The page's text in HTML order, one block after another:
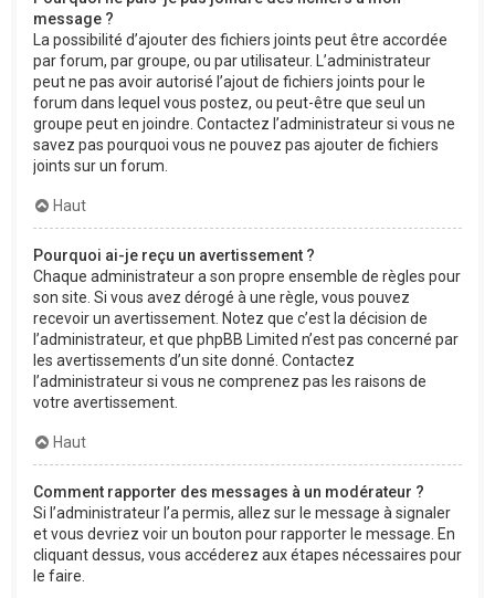
message ?
La possibilité d’ajouter des fichiers joints peut être accordée
par forum, par groupe, ou par utilisateur. L’administrateur
peut ne pas avoir autorisé l’ajout de fichiers joints pour le
forum dans lequel vous postez, ou peut-être que seul un
groupe peut en joindre. Contactez l’administrateur si vous ne
savez pas pourquoi vous ne pouvez pas ajouter de fichiers
joints sur un forum.
Haut
Pourquoi ai-je reçu un avertissement ?
Chaque administrateur a son propre ensemble de règles pour
son site. Si vous avez dérogé à une règle, vous pouvez
recevoir un avertissement. Notez que c’est la décision de
l’administrateur, et que phpBB Limited n’est pas concerné par
les avertissements d’un site donné. Contactez
l’administrateur si vous ne comprenez pas les raisons de
votre avertissement.
Haut
Comment rapporter des messages à un modérateur ?
Si l’administrateur l’a permis, allez sur le message à signaler
et vous devriez voir un bouton pour rapporter le message. En
cliquant dessus, vous accéderez aux étapes nécessaires pour
le faire.